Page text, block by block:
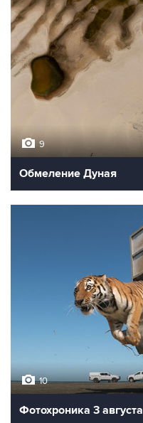
9
Обмеление Дуная
10
Фотохроника 3 августа